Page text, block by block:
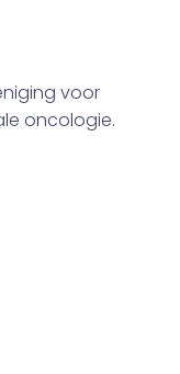
voor
oncologie.